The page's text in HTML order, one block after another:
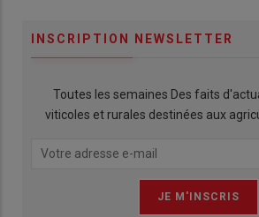
INSCRIPTION NEWSLETTER
Toutes les semaines Des faits
viticoles et rurales destinées aux